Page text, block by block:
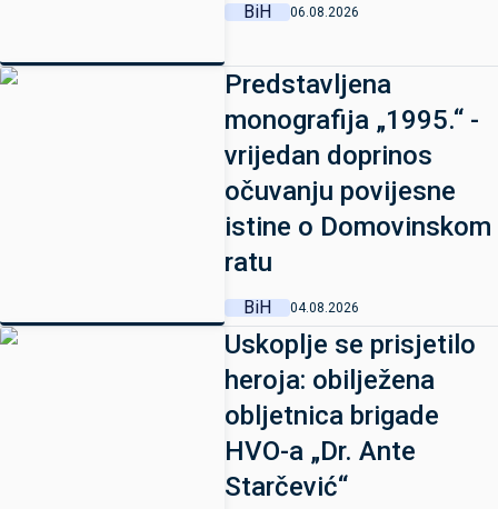
BiH 06.08.2026
Predstavljena
monografija „1995.“ -
vrijedan doprinos
očuvanju povijesne
istine o Domovinskom
ratu
BiH 04.08.2026
Uskoplje se prisjetilo
heroja: obilježena
obljetnica brigade
HVO-a „Dr. Ante
Starčević“